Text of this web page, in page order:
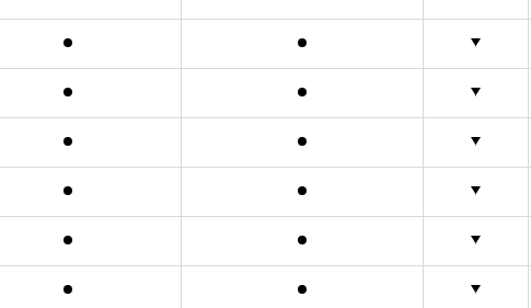
含まれます
含まれます
含まれます
含まれます
含まれます
含まれます